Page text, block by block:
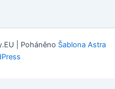
| Poháněno Šablona Astra